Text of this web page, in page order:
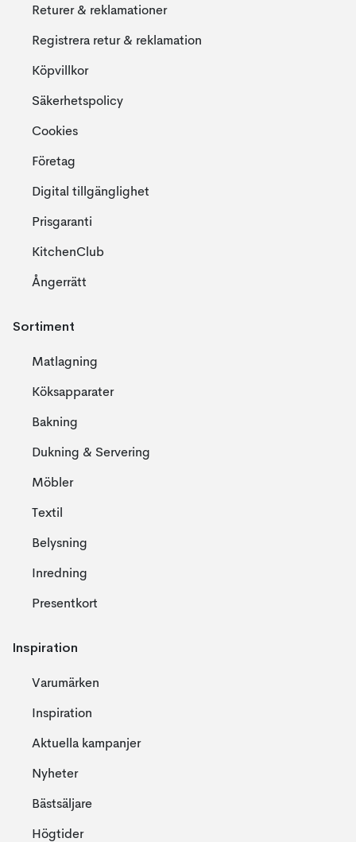
Returer & reklamationer
Registrera retur & reklamation
Köpvillkor
Säkerhetspolicy
Cookies
Företag
Digital tillgänglighet
Prisgaranti
KitchenClub
Ångerrätt
Sortiment
Matlagning
Köksapparater
Bakning
Dukning & Servering
Möbler
Textil
Belysning
Inredning
Presentkort
Inspiration
Varumärken
Inspiration
Aktuella kampanjer
Nyheter
Bästsäljare
Högtider